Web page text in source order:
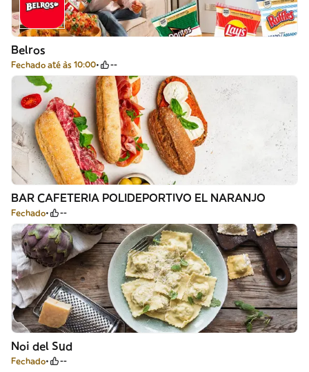
Belros
Fechado até às 10:00 --
BAR CAFETERIA POLIDEPORTIVO EL NARANJO
Fechado --
Noi del Sud
Fechado --